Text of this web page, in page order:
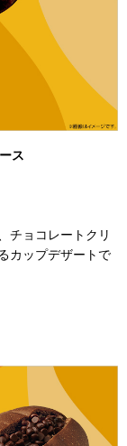
ス
チョコレートクリ
カップデザートで